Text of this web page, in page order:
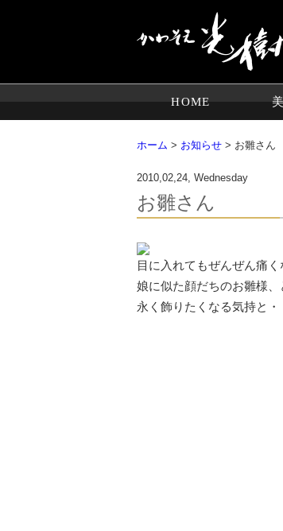
HOME
ホーム > お知らせ > お雛さん
2010,02,24, Wednesday
お雛さん
目に入れてもぜんぜん痛
娘に似た顔だちのお雛様、
永く飾りたくなる気持と・